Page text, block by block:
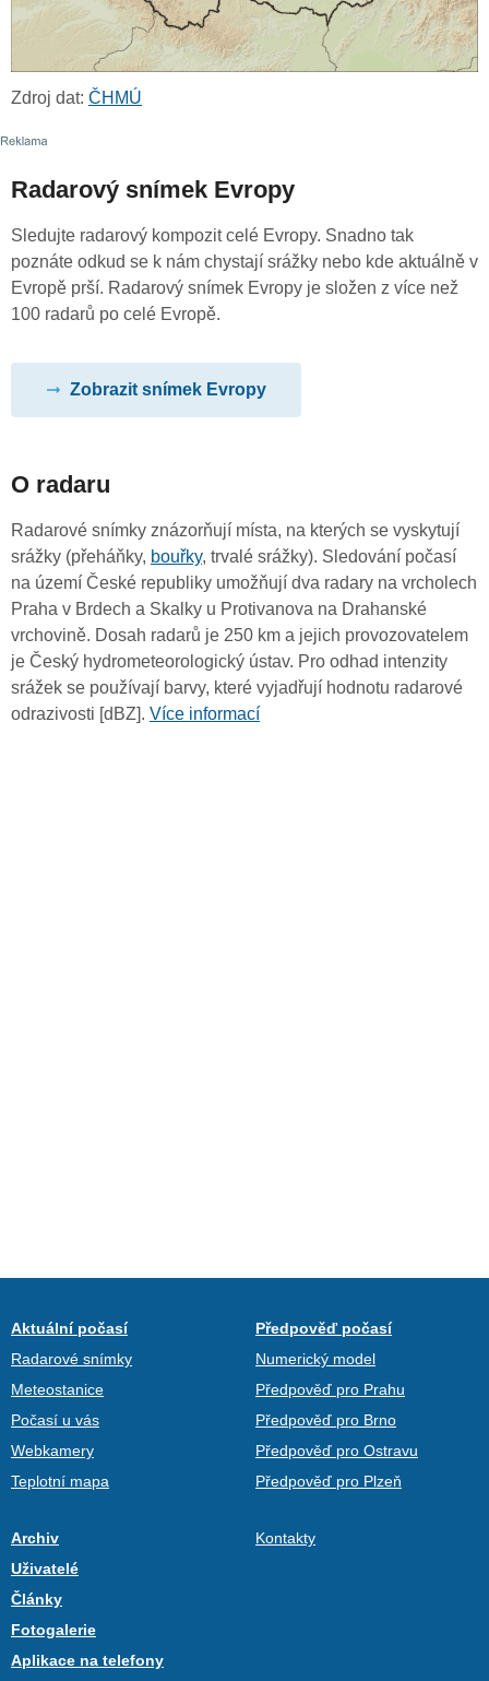
Zdroj dat: ČHMÚ
Radarový snímek Evropy
Sledujte radarový kompozit celé Evropy. Snadno tak
poznáte odkud se k nám chystají srážky nebo kde aktuálně v
Evropě prší. Radarový snímek Evropy je složen z více než
100 radarů po celé Evropě.
Zobrazit snímek Evropy
O radaru
Radarové snímky znázorňují místa, na kterých se vyskytují
srážky (přeháňky, bouřky, trvalé srážky). Sledování počasí
na území České republiky umožňují dva radary na vrcholech
Praha v Brdech a Skalky u Protivanova na Drahanské
vrchovině. Dosah radarů je 250 km a jejich provozovatelem
je Český hydrometeorologický ústav. Pro odhad intenzity
srážek se používají barvy, které vyjadřují hodnotu radarové
odrazivosti [dBZ]. Více informací
Aktuální počasí
Radarové snímky
Meteostanice
Počasí u vás
Webkamery
Teplotní mapa
Předpověď počasí
Numerický model
Předpověď pro Prahu
Předpověď pro Brno
Předpověď pro Ostravu
Předpověď pro Plzeň
Archiv
Uživatelé
Články
Fotogalerie
Aplikace na telefony
Kontakty